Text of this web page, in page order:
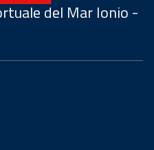
del Mar Ionio -